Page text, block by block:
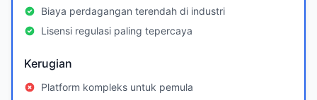
Biaya perdagangan terendah di industri
Lisensi regulasi paling tepercaya
Kerugian
Platform kompleks untuk pemula